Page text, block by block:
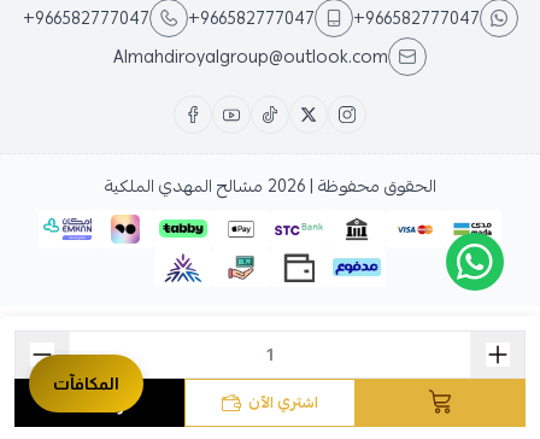
اشتري الآن
+966582777047
+966582777047
+966582777047
Almahdiroyalgroup@outlook.com
الحقوق محفوظة | 2026 مشالح المهدي الملكية
المكافآت